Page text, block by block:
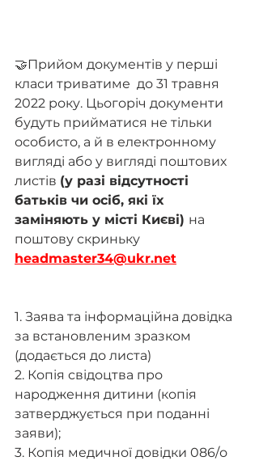
🤝Прийом документів у перші
класи триватиме  до 31 травня
2022 року. Цьогоріч документи
будуть прийматися не тільки
особисто, а й в електронному
вигляді або у вигляді поштових
листів (у разі відсутності
батьків чи осіб, які їх
заміняють у місті Києві) на
поштову скриньку
headmaster34@ukr.net
1. Заява та інформаційна довідка
за встановленим зразком
(додається до листа)
2. Копія свідоцтва про
народження дитини (копія
затверджується при поданні
заяви);
3. Копія медичної довідки 086/о